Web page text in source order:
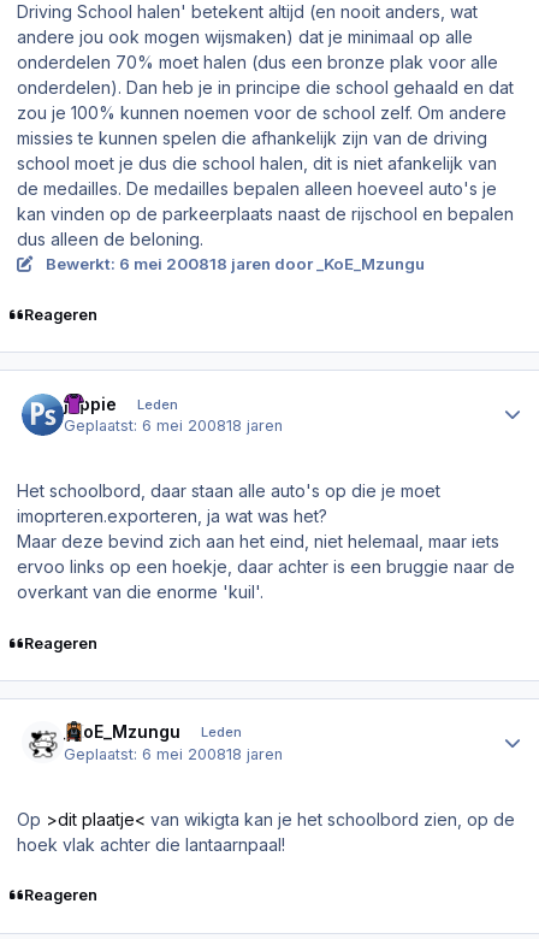
Driving School halen' betekent altijd (en nooit anders, wat
andere jou ook mogen wijsmaken) dat je minimaal op alle
onderdelen 70% moet halen (dus een bronze plak voor alle
onderdelen). Dan heb je in principe die school gehaald en dat
zou je 100% kunnen noemen voor de school zelf. Om andere
missies te kunnen spelen die afhankelijk zijn van de driving
school moet je dus die school halen, dit is niet afankelijk van
de medailles. De medailles bepalen alleen hoeveel auto's je
kan vinden op de parkeerplaats naast de rijschool en bepalen
dus alleen de beloning.
Bewerkt: 6 mei 200818 jaren door _KoE_Mzungu
Reageren
joppie Leden
Geplaatst:6 mei 200818 jaren
Het schoolbord, daar staan alle auto's op die je moet
imoprteren.exporteren, ja wat was het?
Maar deze bevind zich aan het eind, niet helemaal, maar iets
ervoo links op een hoekje, daar achter is een bruggie naar de
overkant van die enorme 'kuil'.
Reageren
_KoE_Mzungu Leden
Geplaatst:6 mei 200818 jaren
Op >dit plaatje< van wikigta kan je het schoolbord zien, op de
hoek vlak achter die lantaarnpaal!
Reageren